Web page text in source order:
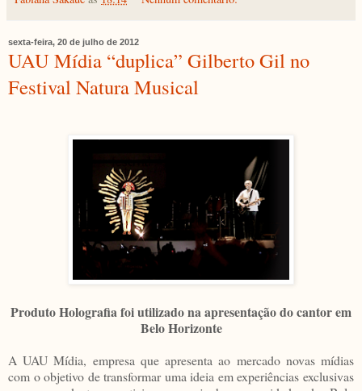
sexta-feira, 20 de julho de 2012
UAU Mídia “duplica” Gilberto Gil no
Festival Natura Musical
Produto Holografia foi utilizado na apresentação do cantor em
Belo Horizonte
A UAU Mídia, empresa que apresenta ao mercado novas mídias
com o objetivo de transformar uma ideia em experiências exclusivas